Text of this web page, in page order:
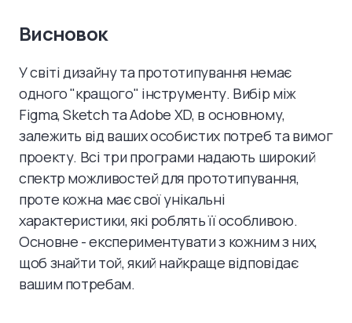
Висновок
У світі дизайну та прототипування немає
одного "кращого" інструменту. Вибір між
Figma, Sketch та Adobe XD, в основному,
залежить від ваших особистих потреб та вимог
проекту. Всі три програми надають широкий
спектр можливостей для прототипування,
проте кожна має свої унікальні
характеристики, які роблять її особливою.
Основне - експериментувати з кожним з них,
щоб знайти той, який найкраще відповідає
вашим потребам.